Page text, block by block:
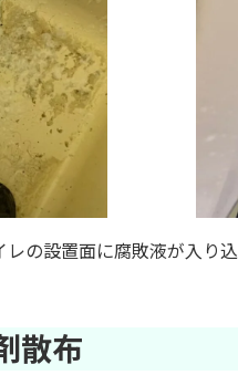
の設置面に腐敗液が入り
散布